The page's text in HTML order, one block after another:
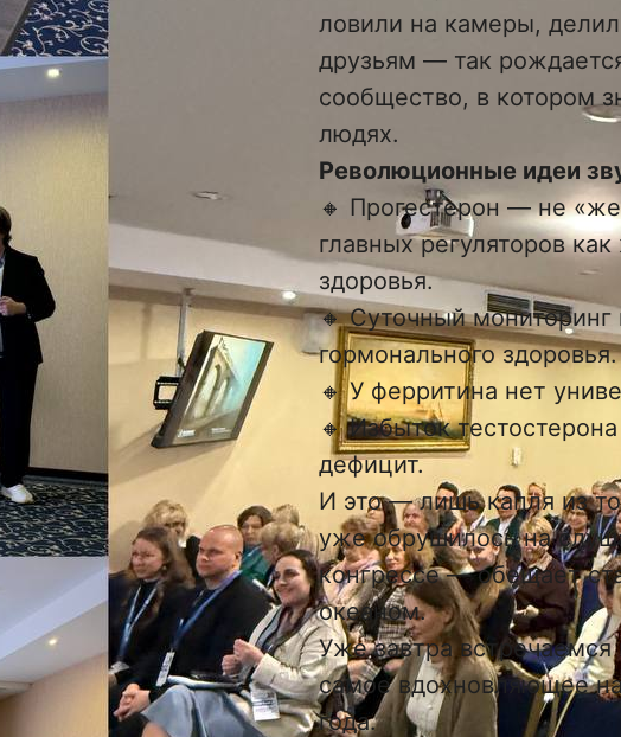
ловили на камеры,
друзьям — так
сообщество, в котором
людях.
Революционные идеи
🔸 Прогестерон — не
главных регуляторов
здоровья.
🔸 Суточный
гормонального здоровья.
🔸 У ферритина нет
🔸 Избыток
дефицит.
И это — лишь капля из
уже обрушилось на
конгрессе — обещает
океаном.
Уже завтра
самое вдохновляющее
года.